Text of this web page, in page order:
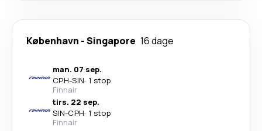
København -Singapore 16 dage
man. 07 sep.
CPH-SIN· 1 stop
Finnair
tirs. 22 sep.
SIN-CPH· 1 stop
Finnair